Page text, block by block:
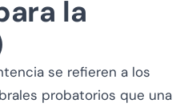
la
se refieren a los
probatorios que una